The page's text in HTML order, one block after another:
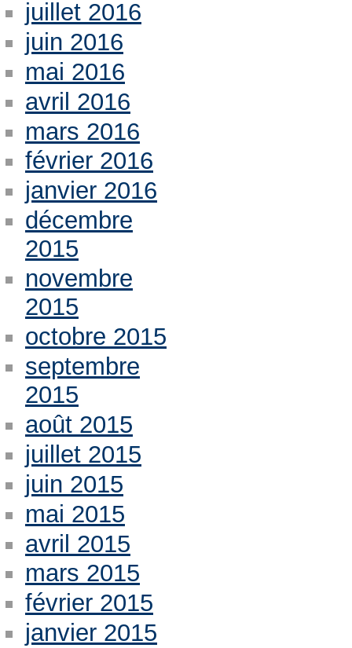
juillet 2016
juin 2016
mai 2016
avril 2016
mars 2016
février 2016
janvier 2016
décembre
2015
novembre
2015
octobre 2015
septembre
2015
août 2015
juillet 2015
juin 2015
mai 2015
avril 2015
mars 2015
février 2015
janvier 2015